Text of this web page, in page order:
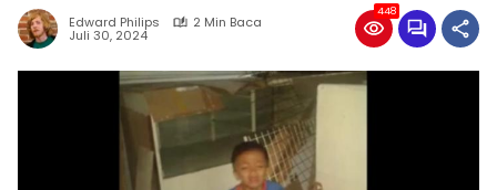
Edward Philips 2 Min Baca
Juli 30, 2024
448